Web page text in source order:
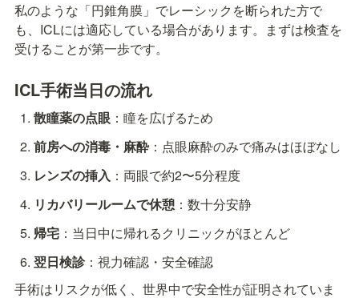
私のような「円錐角膜」でレーシックを断られた方で
も、ICLには適応している場合があります。まずは検査を
受けることが第一歩です。
ICL手術当日の流れ
散瞳薬の点眼：瞳を広げるため
前房への消毒・麻酔：点眼麻酔のみで痛みはほぼなし
レンズの挿入 ：両眼で約2〜5分程度
リカバリールームで休憩：数十分安静
帰宅：当日中に帰れるクリニックがほとんど
翌日検診：視力確認・安全確認
手術はリスクが低く、世界中で安全性が証明されていま